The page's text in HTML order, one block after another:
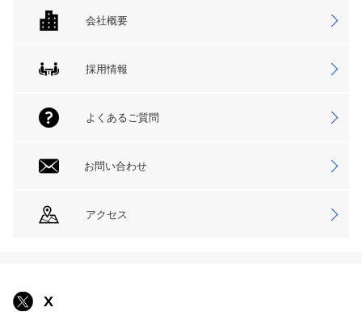
会社概要
採用情報
よくあるご質問
お問い合わせ
アクセス
X